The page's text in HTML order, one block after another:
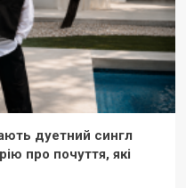
дуетний сингл
про почуття, які